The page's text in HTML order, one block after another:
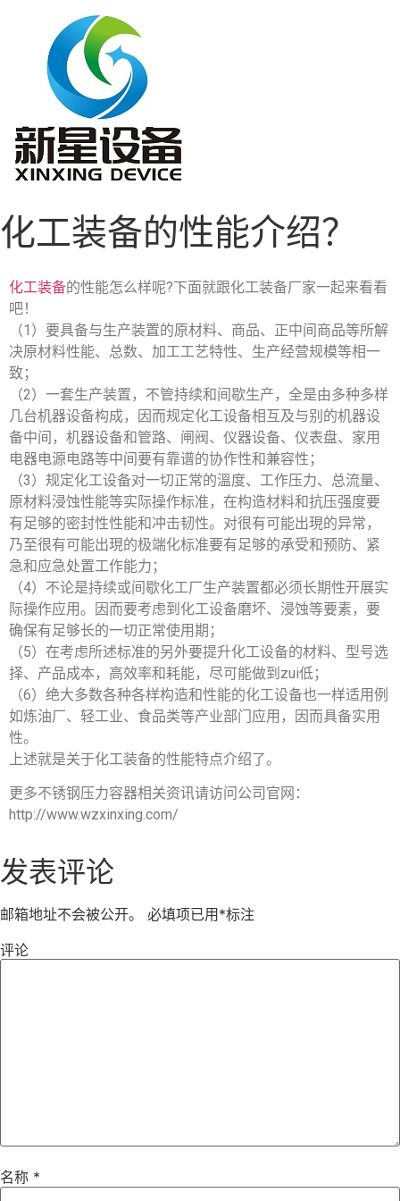
化工装备的性能介绍？
化工装备的性能怎么样呢?下面就跟化工装备厂家一起来看看
吧！
（1）要具备与生产装置的原材料、商品、正中间商品等所解
决原材料性能、总数、加工工艺特性、生产经营规模等相一
致；
（2）一套生产装置，不管持续和间歇生产，全是由多种多样
几台机器设备构成，因而规定化工设备相互及与别的机器设
备中间，机器设备和管路、闸阀、仪器设备、仪表盘、家用
电器电源电路等中间要有靠谱的协作性和兼容性；
（3）规定化工设备对一切正常的溫度、工作压力、总流量、
原材料浸蚀性能等实际操作标准，在构造材料和抗压强度要
有足够的密封性性能和冲击韧性。对很有可能出現的异常，
乃至很有可能出現的极端化标准要有足够的承受和预防、紧
急和应急处置工作能力；
（4）不论是持续或间歇化工厂生产装置都必须长期性开展实
际操作应用。因而要考虑到化工设备磨坏、浸蚀等要素，要
确保有足够长的一切正常使用期；
（5）在考虑所述标准的另外要提升化工设备的材料、型号选
择、产品成本，高效率和耗能，尽可能做到zui低；
（6）绝大多数各种各样构造和性能的化工设备也一样适用例
如炼油厂、轻工业、食品类等产业部门应用，因而具备实用
性。
上述就是关于化工装备的性能特点介绍了。
更多不锈钢压力容器相关资讯请访问公司官网：
http://www.wzxinxing.com/
发表评论
邮箱地址不会被公开。 必填项已用*标注
评论
名称 *